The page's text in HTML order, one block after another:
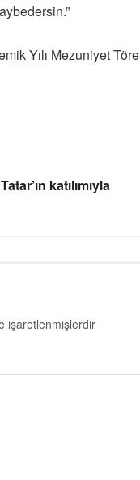
Yılı Mezuniyet
katılımıyla
işaretlenmişlerdir